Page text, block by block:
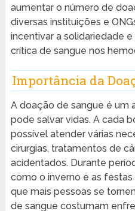
aumentar o número de
diversas instituições e
incentivar a solidariedade
crítica de sangue nos
Importância da
A doação de sangue é um
pode salvar vidas. A cada
possível atender várias
cirurgias, tratamentos de
acidentados. Durante
como o inverno e as
que mais pessoas se
de sangue costumam